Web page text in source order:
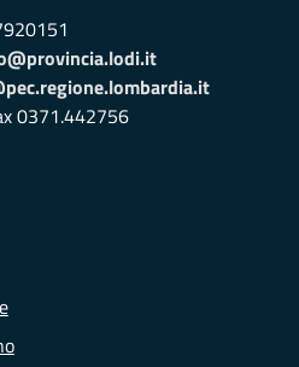
0371.442756